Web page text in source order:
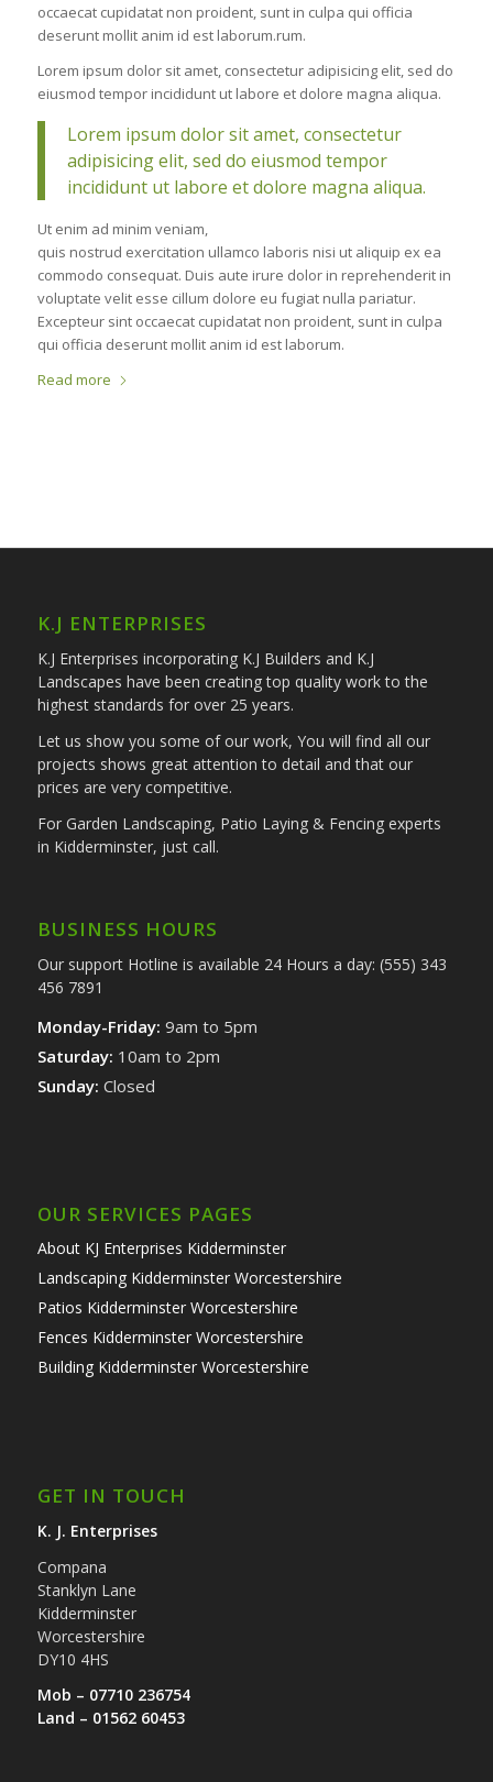
occaecat cupidatat non proident, sunt in culpa qui officia
deserunt mollit anim id est laborum.rum.
Lorem ipsum dolor sit amet, consectetur adipisicing elit, sed do
eiusmod tempor incididunt ut labore et dolore magna aliqua.
Lorem ipsum dolor sit amet, consectetur
adipisicing elit, sed do eiusmod tempor
incididunt ut labore et dolore magna aliqua.
Ut enim ad minim veniam,
quis nostrud exercitation ullamco laboris nisi ut aliquip ex ea
commodo consequat. Duis aute irure dolor in reprehenderit in
voluptate velit esse cillum dolore eu fugiat nulla pariatur.
Excepteur sint occaecat cupidatat non proident, sunt in culpa
qui officia deserunt mollit anim id est laborum.
Read more
K.J ENTERPRISES
K.J Enterprises incorporating K.J Builders and K.J
Landscapes have been creating top quality work to the
highest standards for over 25 years.
Let us show you some of our work, You will find all our
projects shows great attention to detail and that our
prices are very competitive.
For Garden Landscaping, Patio Laying & Fencing experts
in Kidderminster, just call.
BUSINESS HOURS
Our support Hotline is available 24 Hours a day: (555) 343
456 7891
Monday-Friday: 9am to 5pm
Saturday: 10am to 2pm
Sunday: Closed
OUR SERVICES PAGES
About KJ Enterprises Kidderminster
Landscaping Kidderminster Worcestershire
Patios Kidderminster Worcestershire
Fences Kidderminster Worcestershire
Building Kidderminster Worcestershire
GET IN TOUCH
K. J. Enterprises
Compana
Stanklyn Lane
Kidderminster
Worcestershire
DY10 4HS
Mob – 07710 236754
Land – 01562 60453